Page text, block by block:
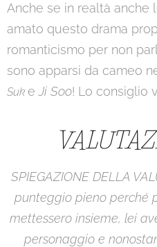
Anche se in realtà anche
amato questo drama
romanticismo per non
sono apparsi da cameo
Suk e Ji Soo! Lo consiglio
SPIEGAZIONE DELLA
punteggio pieno perché
mettessero insieme, lei
personaggio e